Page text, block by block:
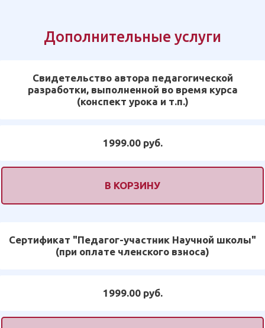
Дополнительные услуги
Свидетельство автора педагогической
разработки, выполненной во время курса
(конспект урока и т.п.)
1999.00 руб.
В КОРЗИНУ
Сертификат "Педагог-участник Научной школы"
(при оплате членского взноса)
1999.00 руб.